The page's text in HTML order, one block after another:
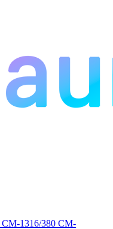
CM-1316/380 CM-